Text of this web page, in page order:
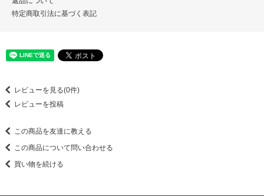
特定商取引法に基づく表記
レビューを見る(0件)
レビューを投稿
この商品を友達に教える
この商品について問い合わせる
買い物を続ける